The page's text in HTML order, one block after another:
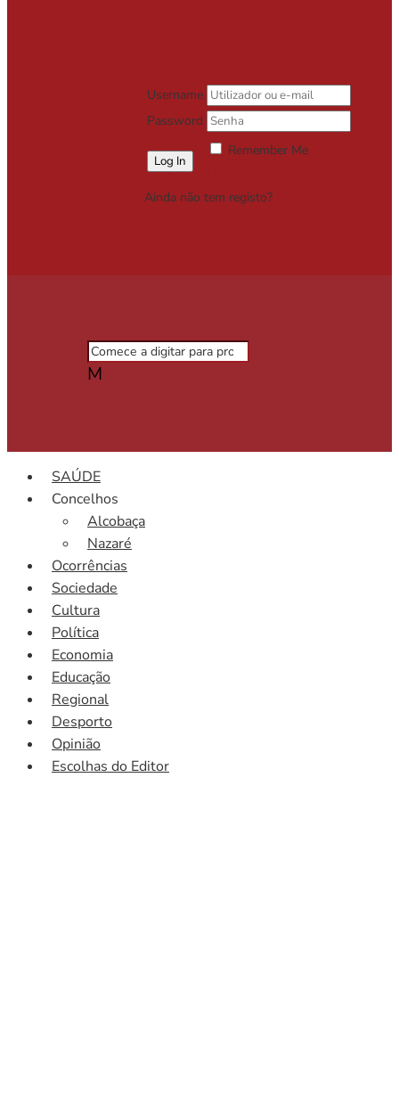
Username
Password
Remember Me
Ainda não tem registo?
M
SAÚDE
Concelhos
Alcobaça
Nazaré
Ocorrências
Sociedade
Cultura
Política
Economia
Educação
Regional
Desporto
Opinião
Escolhas do Editor